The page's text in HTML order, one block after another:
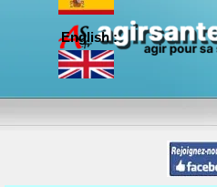
English :